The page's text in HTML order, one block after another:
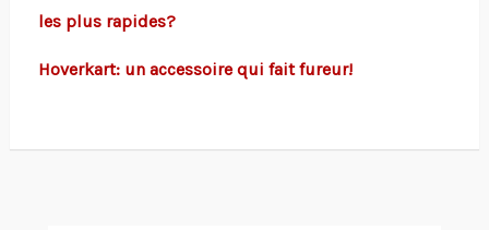
les plus rapides?
Hoverkart: un accessoire qui fait fureur!